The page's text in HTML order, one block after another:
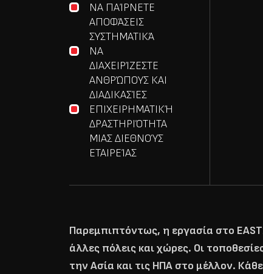
ΝΑ ΠΑΊΡΝΕΤΕ
ΑΠΟΦΆΣΕΙΣ
ΣΥΣΤΗΜΑΤΙΚΆ
ΝΑ
ΔΙΑΧΕΙΡΊΖΕΣΤΕ
ΑΝΘΡΏΠΟΥΣ ΚΑΙ
ΔΙΑΔΙΚΑΣΊΕΣ
ΕΠΙΧΕΙΡΗΜΑΤΙΚΉ
ΔΡΑΣΤΗΡΙΌΤΗΤΑ
ΜΙΑΣ ΔΙΕΘΝΟΎΣ
ΕΤΑΙΡΕΊΑΣ
Παρεμπιπτόντως, η εργασία στο
άλλες πόλεις και χώρες. Οι
την Ασία και τις ΗΠΑ στο μέλλον.